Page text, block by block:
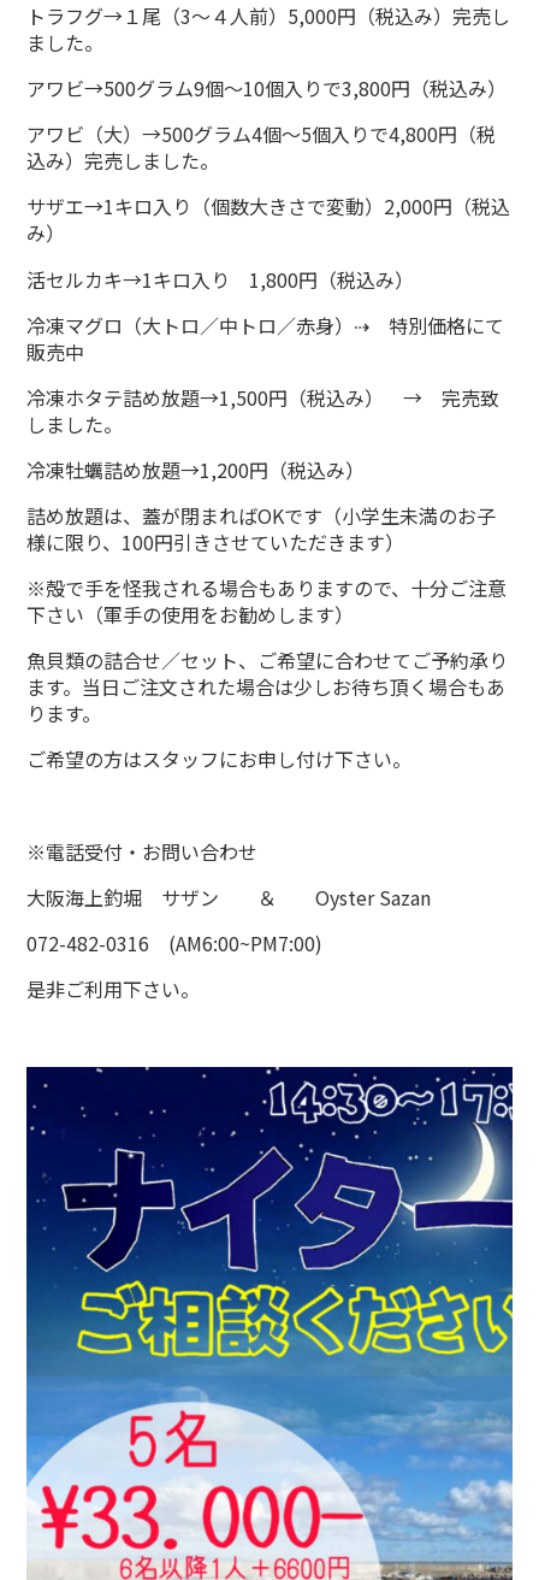
トラフグ→１尾（3～４人前）5,000円（税込み）完売し
ました。
アワビ→500グラム9個～10個入りで3,800円（税込み）
アワビ（大）→500グラム4個～5個入りで4,800円（税
込み）完売しました。
サザエ→1キロ入り（個数大きさで変動）2,000円（税込
み）
活セルカキ→1キロ入り 1,800円（税込み）
冷凍マグロ（大トロ／中トロ／赤身）⇢ 特別価格にて
販売中
冷凍ホタテ詰め放題→1,500円（税込み） → 完売致
しました。
冷凍牡蠣詰め放題→1,200円（税込み）
詰め放題は、蓋が閉まればOKです（小学生未満のお子
様に限り、100円引きさせていただきます）
※殻で手を怪我される場合もありますので、十分ご注意
下さい（軍手の使用をお勧めします）
魚貝類の詰合せ／セット、ご希望に合わせてご予約承り
ます。当日ご注文された場合は少しお待ち頂く場合もあ
ります。
ご希望の方はスタッフにお申し付け下さい。
※電話受付・お問い合わせ
大阪海上釣堀 サザン ＆ Oyster Sazan
072-482-0316 (AM6:00~PM7:00)
是非ご利用下さい。